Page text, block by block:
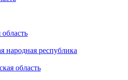
народная республика
область